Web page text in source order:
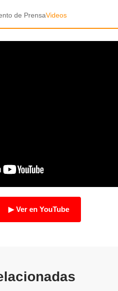
de PrensaVideos
▶ Ver en YouTube